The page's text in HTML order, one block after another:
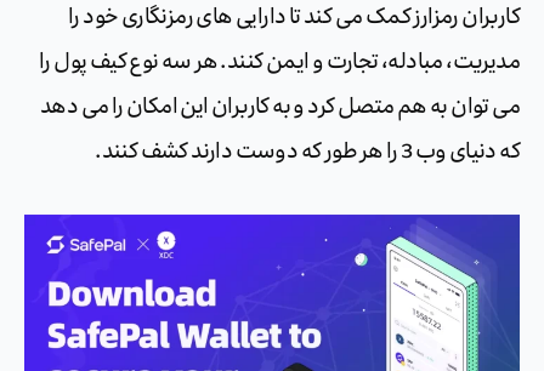
کاربران رمزارز کمک می کند تا دارایی های رمزنگاری خود را
مدیریت، مبادله، تجارت و ایمن کنند. هر سه نوع کیف پول را
می توان به هم متصل کرد و به کاربران این امکان را می دهد
که دنیای وب 3 را هر طور که دوست دارند کشف کنند.